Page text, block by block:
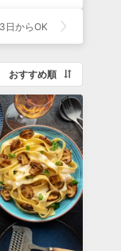
日からOK
おすすめ順